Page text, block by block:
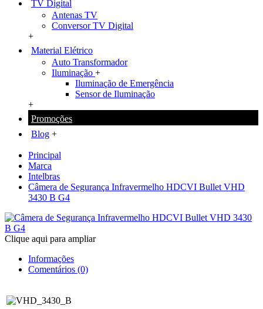
TV Digital
Antenas TV
Conversor TV Digital
+
Material Elétrico
Auto Transformador
Iluminação +
Iluminação de Emergência
Sensor de Iluminação
+
Promoções
Blog +
Principal
Marca
Intelbras
Câmera de Segurança Infravermelho HDCVI Bullet VHD
3430 B G4
Clique aqui para ampliar
Informações
Comentários (0)